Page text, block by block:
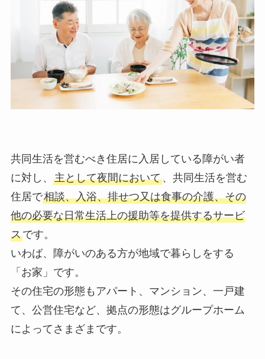
共同生活を営むべき住居に入居している障がい者
に対し、 主として夜間において、共同生活を営む
住居で相談、入浴、排せつ又は食事の介護、その
他の必要な日常生活上の援助等を提供するサービ
スです。
いわば、障がいのある方が地域で暮らしをする
「お家」です。
その住宅の形態もアパート、マンション、一戸建
て、公営住宅など、拠点の形態はグループホーム
によってさまざまです。